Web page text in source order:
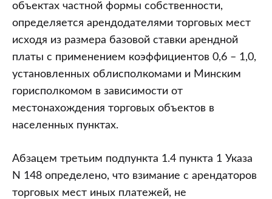
объектах частной формы собственности,
определяется арендодателями торговых мест
исходя из размера базовой ставки арендной
платы с применением коэффициентов 0,6 – 1,0,
установленных облисполкомами и Минским
горисполкомом в зависимости от
местонахождения торговых объектов в
населенных пунктах.
Абзацем третьим подпункта 1.4 пункта 1 Указа
N 148 определено, что взимание с арендаторов
торговых мест иных платежей, не